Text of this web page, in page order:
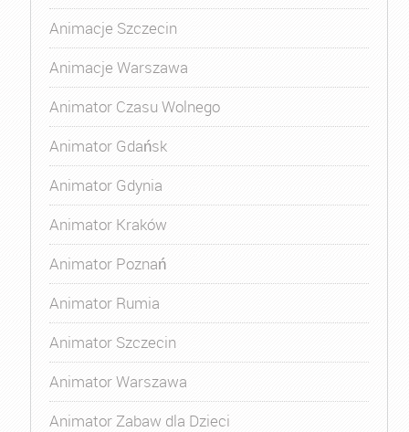
Animacje Szczecin
Animacje Warszawa
Animator Czasu Wolnego
Animator Gdańsk
Animator Gdynia
Animator Kraków
Animator Poznań
Animator Rumia
Animator Szczecin
Animator Warszawa
Animator Zabaw dla Dzieci